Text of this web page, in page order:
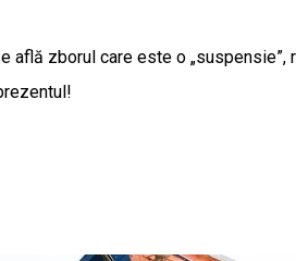
zborul care este o